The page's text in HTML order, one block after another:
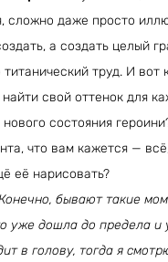
сложно даже просто
а создать целый
труд. И вот
свой оттенок для
состояния
что вам кажется —
её нарисовать?
бывают такие
уже дошла до предела и
в голову, тогда я